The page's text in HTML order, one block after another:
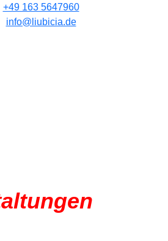
+49 163 5647960
info@liubicia.de